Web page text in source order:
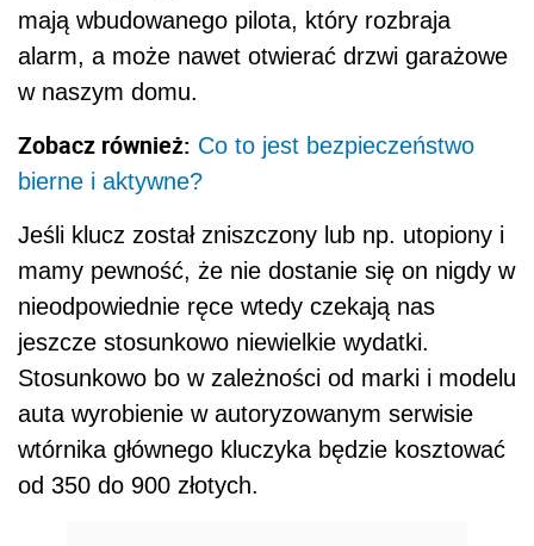
mają wbudowanego pilota, który rozbraja
alarm, a może nawet otwierać drzwi garażowe
w naszym domu.
Zobacz również: Co to jest bezpieczeństwo
bierne i aktywne?
Jeśli klucz został zniszczony lub np. utopiony i
mamy pewność, że nie dostanie się on nigdy w
nieodpowiednie ręce wtedy czekają nas
jeszcze stosunkowo niewielkie wydatki.
Stosunkowo bo w zależności od marki i modelu
auta wyrobienie w autoryzowanym serwisie
wtórnika głównego kluczyka będzie kosztować
od 350 do 900 złotych.